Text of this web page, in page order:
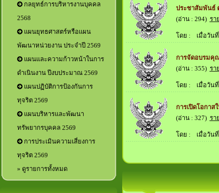
กลยุทธ์การบริหารงานบุคคล
2568
แผนยุทธศาสตร์หรือแผน
พัฒนาหน่วยงาน ประจำปี 2569
แผนและความก้าวหน้าในการ
ดำเนินงาน ปีงบประมาณ 2569
แผนปฏิบัติการป้องกันการ
ทุจริต 2569
แผนบริหารและพัฒนา
ทรัพยากรบุคคล 2569
การประเมินความเสี่ยงการ
ทุจริต 2569
» ดูรายการทั้งหมด
ประชาสัมพันธ์
(อ่าน : 294) รา
โดย : เมื่อวัน
การจัดอบรมคุ
(อ่าน : 355) รา
โดย : เมื่อวัน
การเปิดโอกาส
(อ่าน : 327) รา
โดย : เมื่อวัน